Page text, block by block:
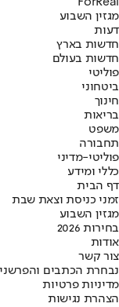
מגזין השבוע
דעות
חדשות בארץ
חדשות בעולם
פוליטי
ביטחוני
חינוך
בריאות
משפט
תחבורה
פוליטי-מדיני
כללי ומידע
דף הבית
זמני כניסת וצאת שבת
מגזין השבוע
בחירות 2026
אודות
צור קשר
נבחרת הכתבים
מדיניות פרטיות
הצהרת נגישות